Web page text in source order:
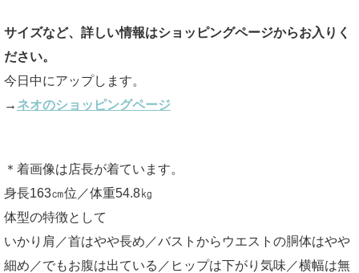
サイズなど、詳しい情報はショッピングページからお入りく
ださい。
今日中にアップします。
→ ネオのショッピングページ
＊着画像は店長が着ています。
身長163㎝位／体重54.8㎏
体型の特徴として
いかり肩／首はやや長め／バストからウエストの胴体はやや
細め／でもお腹は出ている／ヒップは下がり気味／横幅は無